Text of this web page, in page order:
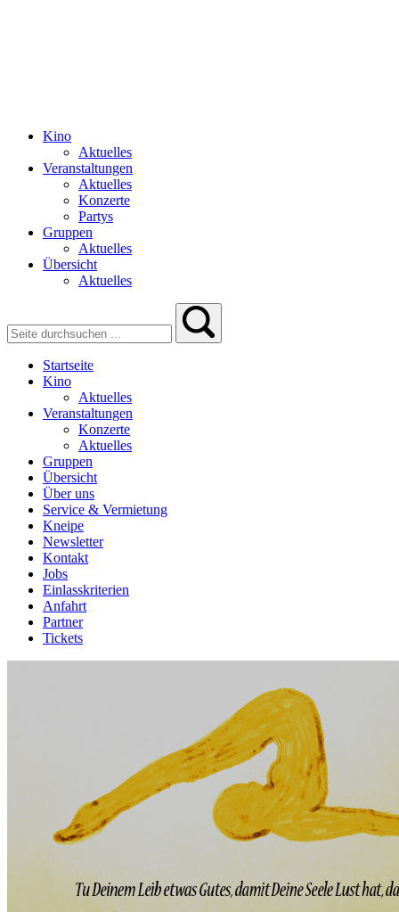
Kino
Aktuelles
Veranstaltungen
Aktuelles
Konzerte
Partys
Gruppen
Aktuelles
Übersicht
Aktuelles
Startseite
Kino
Aktuelles
Veranstaltungen
Konzerte
Aktuelles
Gruppen
Übersicht
Über uns
Service & Vermietung
Kneipe
Newsletter
Kontakt
Jobs
Einlasskriterien
Anfahrt
Partner
Tickets